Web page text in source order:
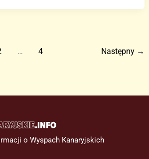
… 4 Następny →
o Wyspach Kanaryjskich